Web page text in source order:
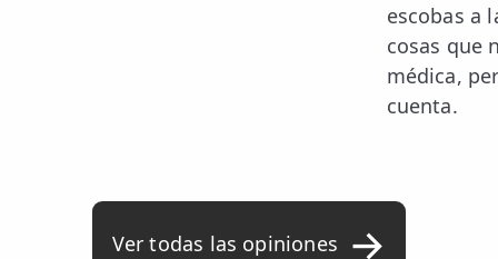
escobas a
cosas que
médica,
cuenta.
Ver todas las opiniones